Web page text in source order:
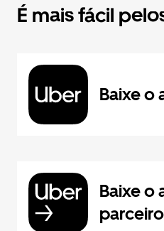
É mais fácil
Baixe o
Baixe o
parceiro